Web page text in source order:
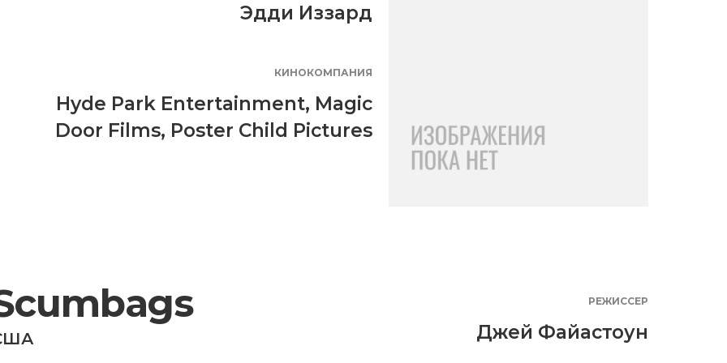
Эдди Иззард
КИНОКОМПАНИЯ
Hyde Park Entertainment, Magic
Door Films, Poster Child Pictures
РЕЖИССЕР
Джей Файастоун